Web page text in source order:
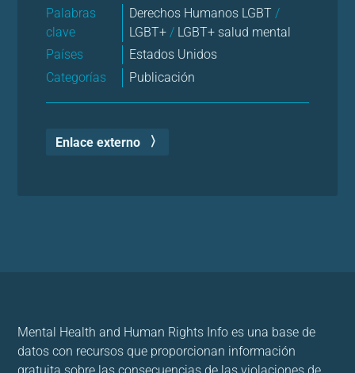
Palabras
clave
Derechos Humanos LGBT /
LGBT+ / LGBT+ salud mental
Países
Estados Unidos
Categorías
Publicación
Enlace externo
Mental Health and Human Rights Info es una base de
datos con recursos que proporcionan información